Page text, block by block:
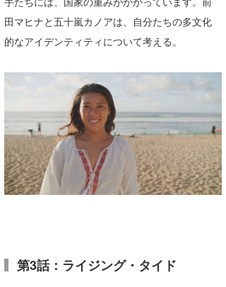
田マヒナと五十嵐カノアは、自分たちの多文化
的なアイデンティティについて考える。
第3話：ライジング・タイド